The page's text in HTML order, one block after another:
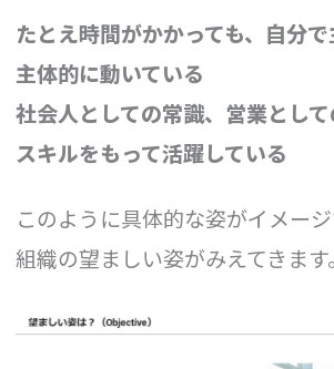
たとえ時間がかかっても、自分で
主体的に動いている
社会人としての常識、営業とし
スキルをもって活躍している
このように具体的な姿がイメー
組織の望ましい姿がみえてきます。